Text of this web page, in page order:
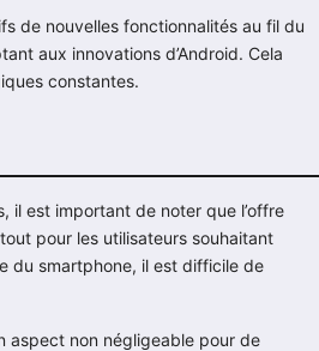
de nouvelles fonctionnalités au fil du
aux innovations d’Android. Cela
constantes.
il est important de noter que l’offre
pour les utilisateurs souhaitant
du smartphone, il est difficile de
aspect non négligeable pour de